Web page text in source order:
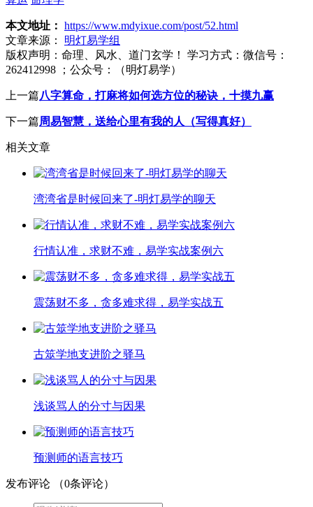
本文地址： https://www.mdyixue.com/post/52.html
文章来源：
明灯易学组
版权声明： 命理、风水、道门玄学！ 学习方式：微信号：
262412998 ；公众号：（明灯易学）
上一篇八字算命，打麻将如何选方位的秘诀，十摸九赢
下一篇周易智慧，送给心里有我的人（写得真好）
相关文章
湾湾省是时候回来了-明灯易学的聊天
行情认准，求财不难，易学实战案例六
震荡财不多，贪多难求得，易学实战五
古筮学地支进阶之驿马
浅谈骂人的分寸与因果
预测师的语言技巧
发布评论 （0条评论）